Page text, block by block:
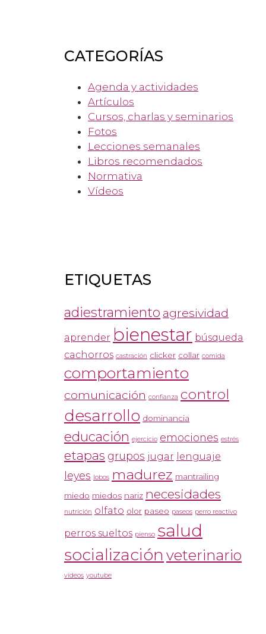
CATEGORÍAS
Agenda y actividades
Artículos
Cursos, charlas y seminarios
Fotos
Lecciones semanales
Libros recomendados
Normativa
Vídeos
ETIQUETAS
adiestramiento agresividad
aprender bienestar búsqueda
cachorros castración clicker collar comida
comportamiento
comunicación confianza control
desarrollo dominancia
educación ejercicio emociones estrés
etapas grupos jugar lenguaje
leyes lobos madurez mantrailing
miedo miedos nariz necesidades
nutrición olfato olor paseo paseos perro reactivo
perros sueltos pienso salud
socialización veterinario
vídeos youtube